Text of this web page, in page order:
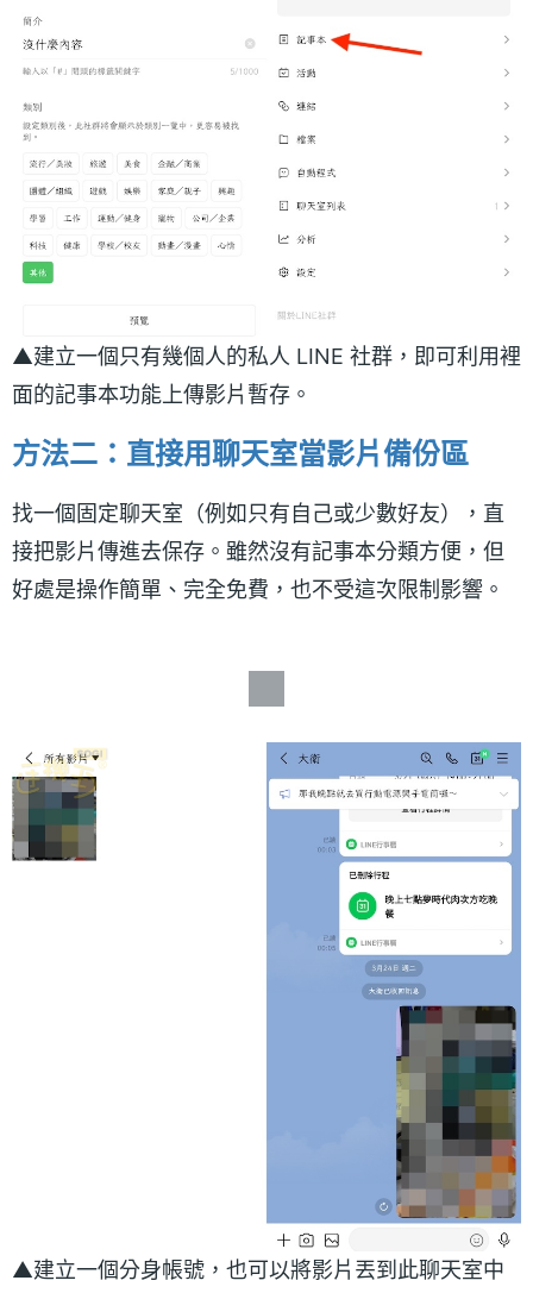
▲建立一個只有幾個人的私人 LINE 社群，即可利用裡
面的記事本功能上傳影片暫存。
方法二：直接用聊天室當影片備份區
找一個固定聊天室（例如只有自己或少數好友），直
接把影片傳進去保存。雖然沒有記事本分類方便，但
好處是操作簡單、完全免費，也不受這次限制影響。
▲建立一個分身帳號，也可以將影片丟到此聊天室中